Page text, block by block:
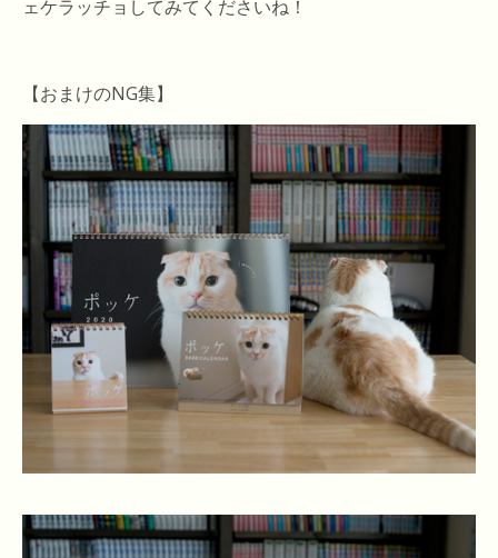
ェケラッチョしてみてくださいね！
【おまけのNG集】